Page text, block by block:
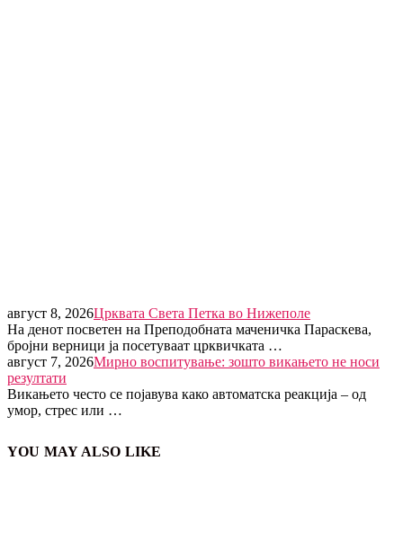
август 8, 2026Црквата Света Петка во Нижеполе
На денот посветен на Преподобната маченичка Параскева,
бројни верници ја посетуваат црквичката …
август 7, 2026Мирно воспитување: зошто викањето не носи
резултати
Викањето често се појавува како автоматска реакција – од
умор, стрес или …
YOU MAY ALSO LIKE